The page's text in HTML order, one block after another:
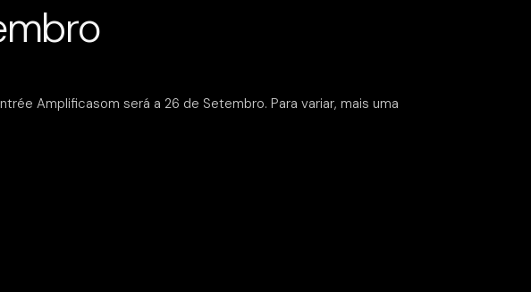
Amplificasom será a 26 de Setembro. Para variar, mais uma